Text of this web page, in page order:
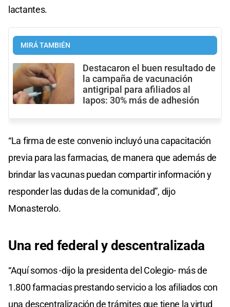
lactantes.
MIRÁ TAMBIÉN
Destacaron el buen resultado de
la campaña de vacunación
antigripal para afiliados al
Iapos: 30% más de adhesión
“La firma de este convenio incluyó una capacitación
previa para las farmacias, de manera que además de
brindar las vacunas puedan compartir información y
responder las dudas de la comunidad”, dijo
Monasterolo.
Una red federal y descentralizada
“Aquí somos -dijo la presidenta del Colegio- más de
1.800 farmacias prestando servicio a los afiliados con
una descentralización de trámites que tiene la virtud